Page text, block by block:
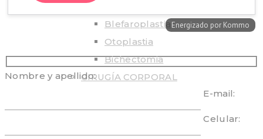
Blefaroplastia
Otoplastia
Bichectomia
CIRUGÍA CORPORAL
Mini Dermo + Lipo
Nombre y apellido:
E-mail:
Celular: